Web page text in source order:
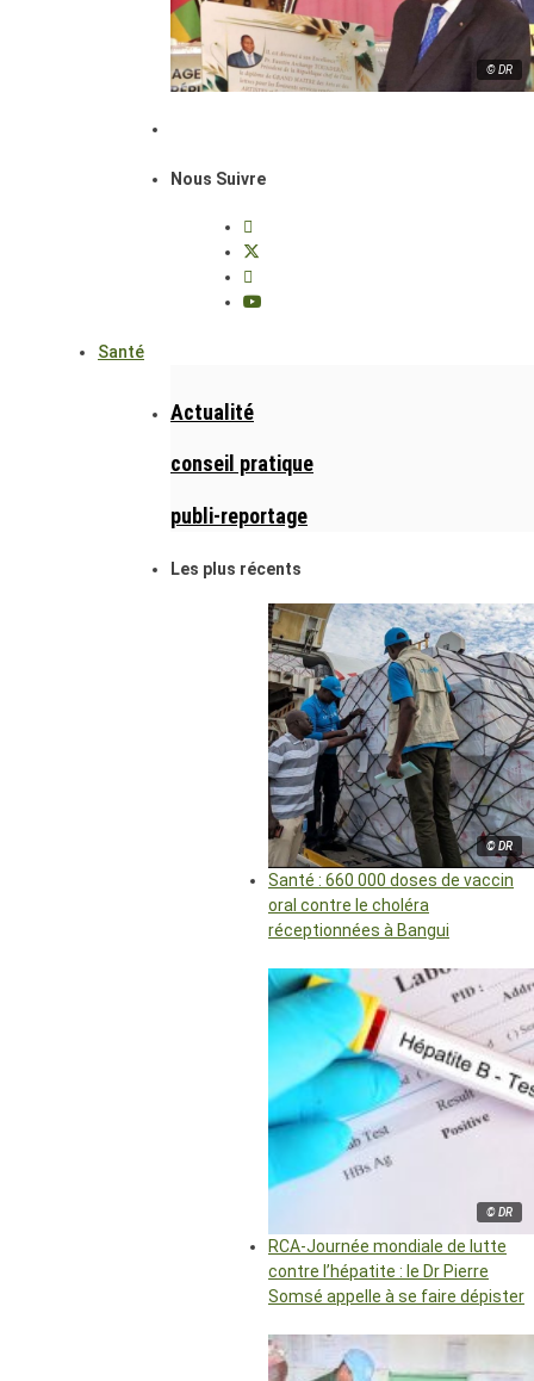
© DR
Nous Suivre
Santé
Actualité
conseil pratique
publi-reportage
Les plus récents
© DR
Santé : 660 000 doses de vaccin
oral contre le choléra
réceptionnées à Bangui
© DR
RCA-Journée mondiale de lutte
contre l’hépatite : le Dr Pierre
Somsé appelle à se faire dépister